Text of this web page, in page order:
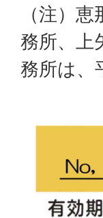
（注）
務所、上
務所は、